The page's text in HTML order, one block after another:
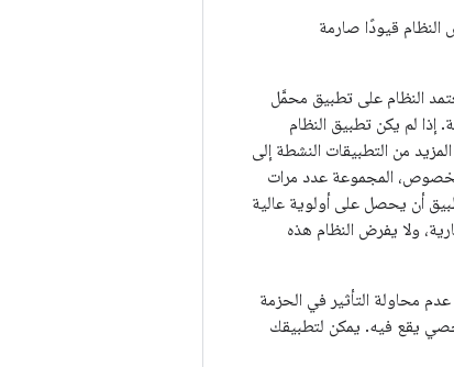
النظام قيودًا صارمة
النظام على تطبيق محمَّل
إذا لم يكن تطبيق النظام
من التطبيقات النشطة إلى
الخصوص، المجموعة عدد مرات
أن يحصل على أولوية عالية
ولا يفرض النظام هذه
محاولة التأثير في الحزمة
يقع فيه. يمكن لتطبيقك